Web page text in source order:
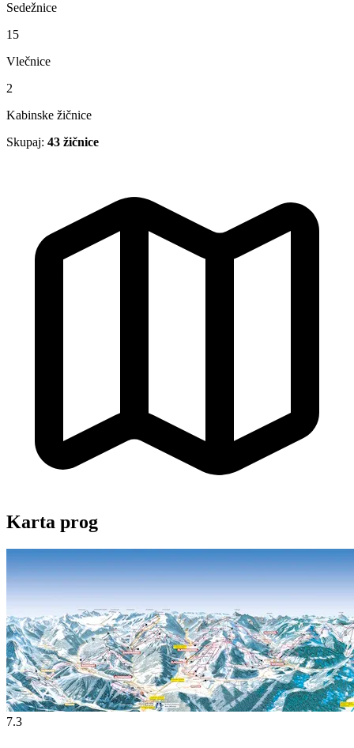
Sedežnice
15
Vlečnice
2
Kabinske žičnice
Skupaj: 43 žičnice
Karta prog
7.3